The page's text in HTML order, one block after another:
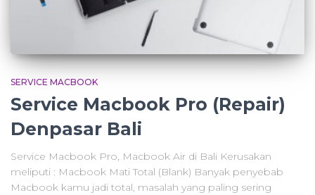
SERVICE MACBOOK
Service Macbook Pro (Repair)
Denpasar Bali
Service Macbook Pro, Macbook Air di Bali Kerusakan
meliputi : Macbook Mati Total (Blank) Banyak penyebab
Macbook kamu jadi total, masalah yang paling sering